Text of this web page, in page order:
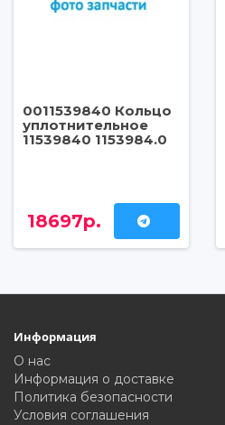
0011539840 Кольцо
уплотнительное
11539840 1153984.0
18697р.
Информация
О нас
Информация о доставке
Политика безопасности
Условия соглашения